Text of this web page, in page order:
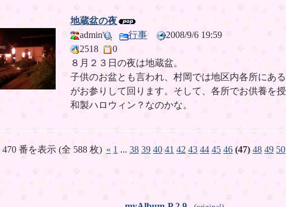
地蔵盆の夜
admin
行事
2008/9/6 19:59
2518
0
８月２３日の夜は地蔵盆。
子供のお盆とも言われ、村岡では地区内各所にあ
がお参りして回ります。そして、各所でお供養を
和製ハロウィン？なのかな。
470 番を表示 (全 588 枚) « 1 ...38 39 40 41 42 43 44 45 46 (47) 48 49 50